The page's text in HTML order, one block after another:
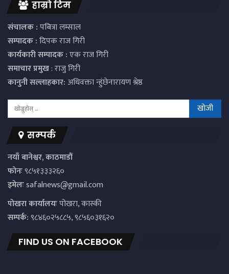
हाम्रो टिम
संचालक :पबित्रा लम्साल
सम्पादक :दिपक राज गिरी
कार्यकारी सम्पादक :एक राज गिरी
समाचार प्रमुख: राजु गिरी
कानुनी सल्लाहकार:अधिवक्ता न्हुंछेनारायण श्रेष्ठ
सम्पर्क
नयाँ बानेश्वर, काठमाडौं
फोनः९८५१३३३२६०
इमेलःsafalnews@gmail.com
पाेखरा कार्यालयःपोखरा, कास्की
सम्पर्क:९८४६०२५८८५, ९८५६०३१६२०
FIND US ON FACEBOOK